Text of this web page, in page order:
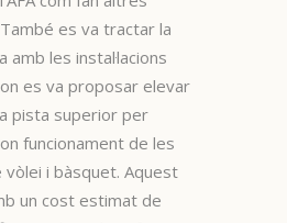
es va tractar la
amb les instal·lacions
es va proposar elevar
pista superior per
funcionament de les
i bàsquet. Aquest
un cost estimat de